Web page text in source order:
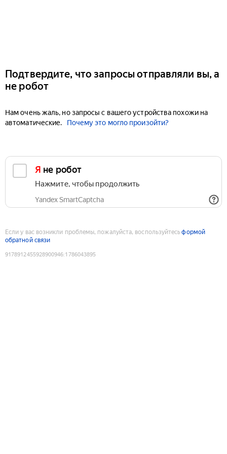
Подтвердите, что запросы отправляли вы, а
не робот
Нам очень жаль, но запросы с вашего устройства похожи на
автоматические.
Почему это могло произойти?
Я не робот
Нажмите, чтобы продолжить
Yandex SmartCaptcha
Если у вас возникли проблемы, пожалуйста, воспользуйтесьформой
обратной связи
9178912455928900946:1786043895